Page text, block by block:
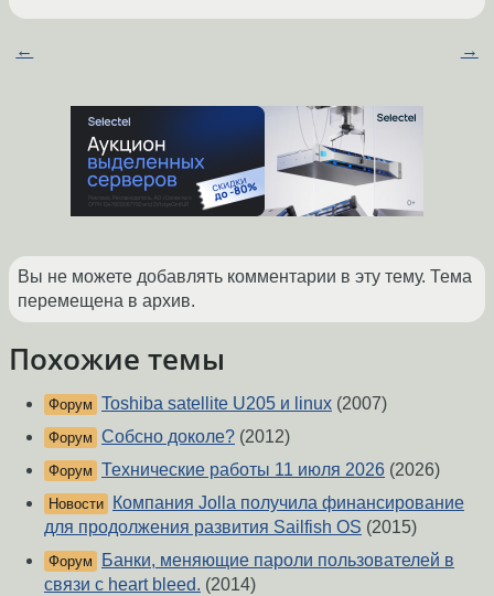
← →
Вы не можете добавлять комментарии в эту тему. Тема
перемещена в архив.
Похожие темы
Форум Toshiba satellite U205 и linux (2007)
Форум Собсно доколе? (2012)
Форум Технические работы 11 июля 2026 (2026)
Новости
Компания Jolla получила финансирование
для продолжения развития Sailfish OS (2015)
Форум
Банки, меняющие пароли пользователей в
связи с heart bleed. (2014)